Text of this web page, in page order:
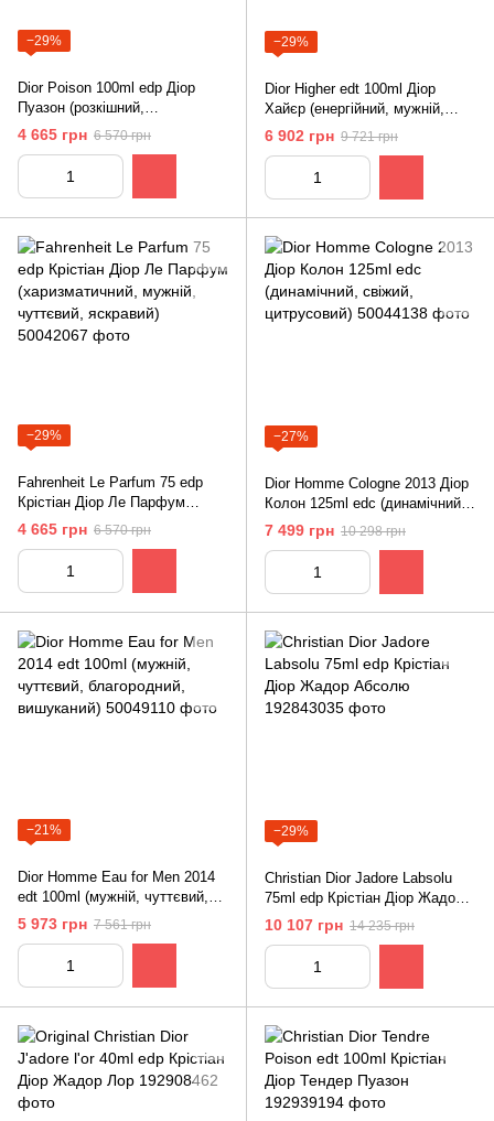
−29%
Dior Poison 100ml edp Діор
Пуазон (розкішний,
спокусливий, магнетичний,
таємничий)
4 665 грн 6 570 грн
−29%
Dior Higher edt 100ml Діор
Хайєр (енергійний, мужній,
яскравий)
6 902 грн 9 721 грн
−29%
Fahrenheit Le Parfum 75 edp
Крістіан Діор Ле Парфум
(харизматичний, мужній,
чуттєвий, яскравий)
4 665 грн 6 570 грн
−27%
Dior Homme Cologne 2013 Діор
Колон 125ml edc (динамічний,
свіжий, цитрусовий)
7 499 грн 10 298 грн
−21%
Dior Homme Eau for Men 2014
edt 100ml (мужній, чуттєвий,
благородний, вишуканий)
5 973 грн 7 561 грн
−29%
Christian Dior Jadore Labsolu
75ml edp Крістіан Діор Жадор
Абсолю
10 107 грн 14 235 грн